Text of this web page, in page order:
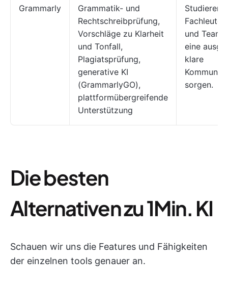
Grammarly
Grammatik- und
Rechtschreibprüfung,
Vorschläge zu Klarheit
und Tonfall,
Plagiatsprüfung,
generative KI
(GrammarlyGO),
plattformübergreifende
Unterstützung
Fachleute,
und
eine
klare
sorgen.
Die besten
Alternativen zu 1Min. KI
Schauen wir uns die Features und Fähigkeiten
der einzelnen tools genauer an.